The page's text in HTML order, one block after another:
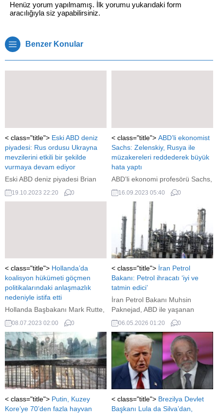
Henüz yorum yapılmamış. İlk yorumu yukarıdaki form
aracılığıyla siz yapabilirsiniz.
Benzer Konular
< class="title"> Eski ABD deniz
piyadesi: Rus ordusu Ukrayna
mevzilerini etkili bir şekilde
vurmaya devam ediyor
Eski ABD deniz piyadesi Brian
Berletic, Rus ordusunun Ukrayna
Silahlı Kuvvetleri'nin mevzileri ve
19.10.2023 22:20 0
< class="title"> ABD’li ekonomist
Sachs: Zelenskiy, Rusya ile
müzakereleri reddederek büyük
hata yaptı
ABD’li ekonomi profesörü Sachs,
Ukrayna Devlet Başkanı
Zelenskiy'in Rusya ile
müzakereleri reddederek büyük
yanılgı yaptığını belirtti.
16.09.2023 05:40 0
< class="title"> Hollanda’da
koalisyon hükümeti göçmen
politikalarındaki anlaşmazlık
nedeniyle istifa etti
Hollanda Başbakanı Mark Rutte,
dört partiden oluşan koalisyon
hükümetinin istifa ettiğini
açıkladı.
08.07.2023 02:00 0
< class="title"> İran Petrol
Bakanı: Petrol ihracatı ‘iyi ve
tatmin edici’
İran Petrol Bakanı Muhsin
Paknejad, ABD ile yaşanan
çatışmaya rağmen İran’ın petrol
ihracatının azalmadığını ve “iyi,
tatmin edici” seviyede sürdüğünü
açıkladı
06.05.2026 01:20 0
< class="title"> Putin, Kuzey
Kore’ye 70’den fazla hayvan
< class="title"> Brezilya Devlet
Başkanı Lula da Silva’dan,